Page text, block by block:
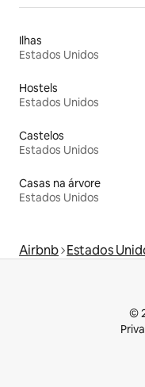
Ilhas
Estados Unidos
Hostels
Estados Unidos
Castelos
Estados Unidos
Casas na árvore
Estados Unidos
Airbnb Estados
©